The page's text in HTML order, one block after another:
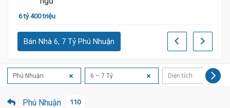
6 tỷ 400 triệu
Bán Nhà 6, 7 Tỷ Phú Nhuận
Phú Nhuận 6 – 7 Tỷ Diện tích
Phú Nhuận 110